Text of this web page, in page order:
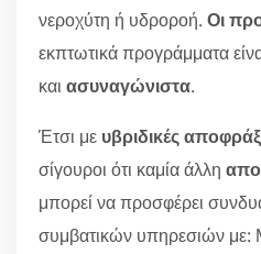
νεροχύτη ή υδροροή. Οι
εκπτωτικά προγράμματα
και ασυναγώνιστα.
Έτσι με υβριδικές
σίγουροι ότι καμία άλλη
μπορεί να προσφέρει
συμβατικών υπηρεσιών με: